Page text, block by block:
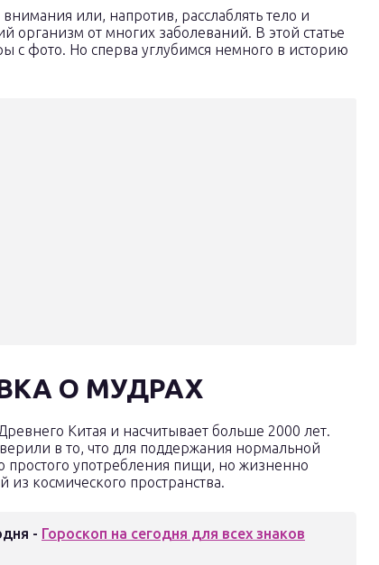
или, напротив, расслаблять тело и
организм от многих заболеваний. В этой статье
фото. Но сперва углубимся немного в историю
О МУДРАХ
Китая и насчитывает больше 2000 лет.
в то, что для поддержания нормальной
простого употребления пищи, но жизненно
космического пространства.
- Гороскоп на сегодня для всех знаков